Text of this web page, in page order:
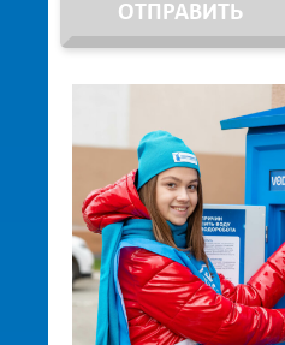
ОТПРАВИТЬ